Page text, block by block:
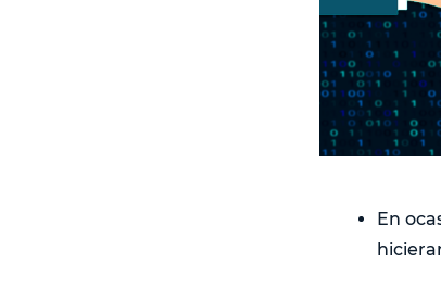
En